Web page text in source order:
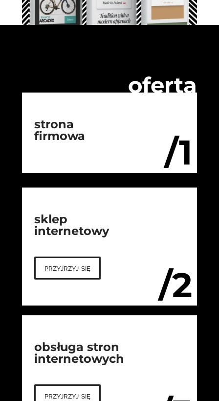
oferta
/1
strona
firmowa
/2
sklep
internetowy
przyjrzyj się
obsługa stron
internetowych
przyjrzyj się